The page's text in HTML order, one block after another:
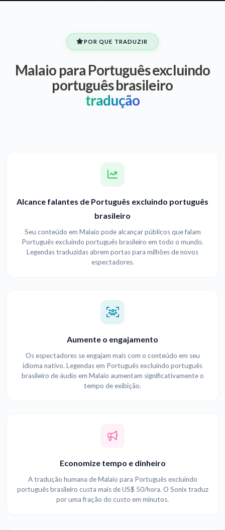
POR QUE TRADUZIR
Malaio para Português excluindo
português brasileiro
tradução
Alcance falantes de Português excluindo português
brasileiro
Seu conteúdo em Malaio pode alcançar públicos que falam
Português excluindo português brasileiro em todo o mundo.
Legendas traduzidas abrem portas para milhões de novos
espectadores.
Aumente o engajamento
Os espectadores se engajam mais com o conteúdo em seu
idioma nativo. Legendas em Português excluindo português
brasileiro de áudio em Malaio aumentam significativamente o
tempo de exibição.
Economize tempo e dinheiro
A tradução humana de Malaio para Português excluindo
português brasileiro custa mais de US$ 50/hora. O Sonix traduz
por uma fração do custo em minutos.